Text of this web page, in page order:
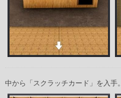
中から「スクラッチカード」を入手。